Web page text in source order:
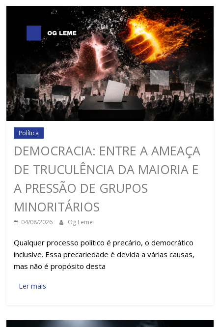
Política
DEMOCRACIA: ENTRE A AMEAÇA
DE TRUCULÊNCIA DA MAIORIA E
A PRESSÃO DE GRUPOS
MINORITÁRIOS
04/08/2026 Og Leme
Qualquer processo político é precário, o democrático
inclusive. Essa precariedade é devida a várias causas,
mas não é propósito desta
Ler mais